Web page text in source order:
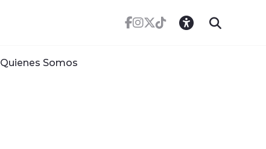
Quienes Somos